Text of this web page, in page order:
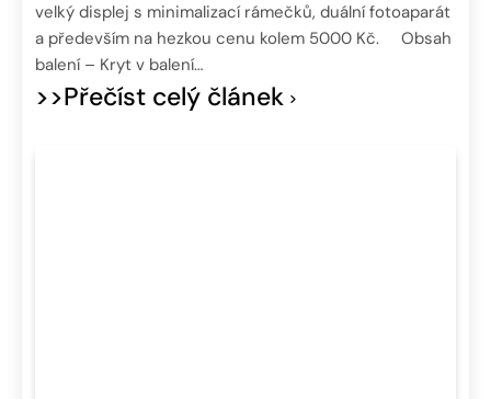
velký displej s minimalizací rámečků, duální fotoaparát
a především na hezkou cenu kolem 5000 Kč. Obsah
balení – Kryt v balení…
>>Přečíst celý článek